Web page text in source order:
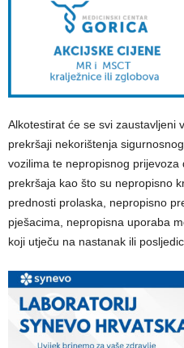
Alkotestirat će se svi zaustavljeni
prekršaji nekorištenja
vozilima te nepropisnog
prekršaja kao što su nepropisno
prednosti prolaska, nepropisno
pješacima, nepropisna uporaba
koji utječu na nastanak ili